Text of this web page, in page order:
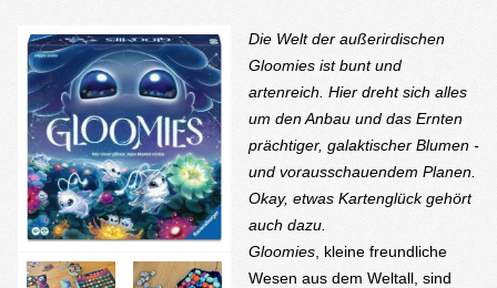
Die Welt der außerirdischen
Gloomies ist bunt und
artenreich. Hier dreht sich alles
um den Anbau und das Ernten
prächtiger, galaktischer Blumen -
und vorausschauendem Planen.
Okay, etwas Kartenglück gehört
auch dazu.
Gloomies , kleine freundliche
Wesen aus dem Weltall, sind